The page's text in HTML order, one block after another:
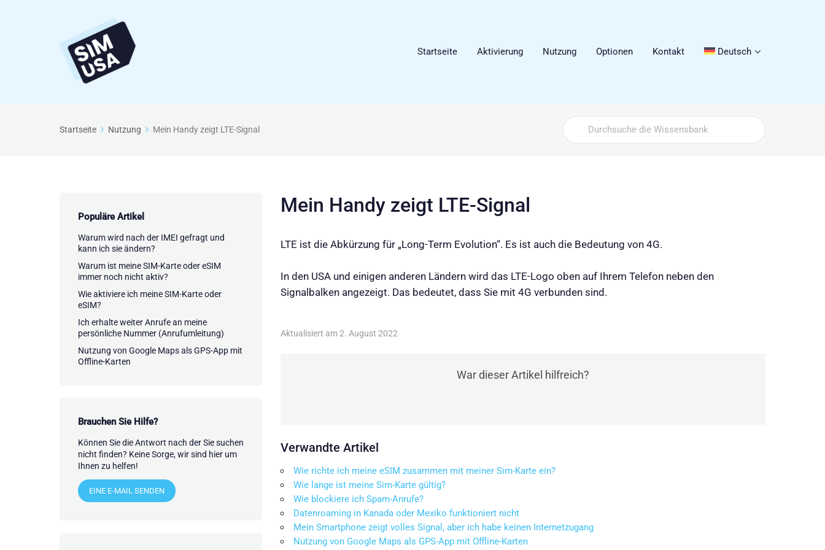
Startseite Aktivierung Nutzung Optionen Kontakt Deutsch
Startseite Nutzung Mein Handy zeigt LTE-Signal
Search
For
Populäre Artikel
Warum wird nach der IMEI gefragt und
kann ich sie ändern?
Warum ist meine SIM-Karte oder eSIM
immer noch nicht aktiv?
Wie aktiviere ich meine SIM-Karte oder
eSIM?
Ich erhalte weiter Anrufe an meine
persönliche Nummer (Anrufumleitung)
Nutzung von Google Maps als GPS-App mit
Offline-Karten
Brauchen Sie Hilfe?
Können Sie die Antwort nach der Sie suchen
nicht finden? Keine Sorge, wir sind hier um
Ihnen zu helfen!
EINE E-MAIL SENDEN
Mein Handy zeigt LTE-Signal
LTE ist die Abkürzung für „Long-Term Evolution“. Es ist auch die Bedeutung von 4G.
In den USA und einigen anderen Ländern wird das LTE-Logo oben auf Ihrem Telefon neben den
Signalbalken angezeigt. Das bedeutet, dass Sie mit 4G verbunden sind.
Aktualisiert am 2. August 2022
War dieser Artikel hilfreich?
Verwandte Artikel
Wie richte ich meine eSIM zusammen mit meiner Sim-Karte ein?
Wie lange ist meine Sim-Karte gültig?
Wie blockiere ich Spam-Anrufe?
Datenroaming in Kanada oder Mexiko funktioniert nicht
Mein Smartphone zeigt volles Signal, aber ich habe keinen Internetzugang
Nutzung von Google Maps als GPS-App mit Offline-Karten